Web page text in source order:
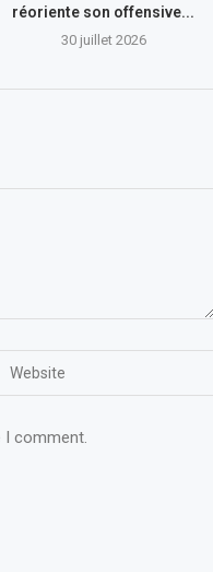
réoriente son offensive...
30 juillet 2026
I comment.